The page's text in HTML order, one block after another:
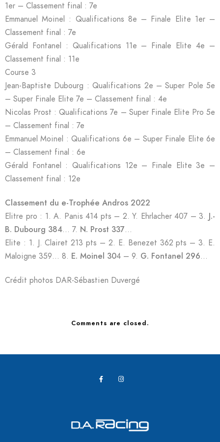
1er – Classement final : 7e
Emmanuel Moinel : Qualifications 8e – Finale Elite 1er –
Classement final : 7e
Gérald Fontanel : Qualifications 11e – Finale Elite 4e –
Classement final : 11e
Course 3
Jean-Baptiste Dubourg : Qualifications 2e – Super Pole 5e
– Super Finale Elite 7e – Classement final : 4e
Nicolas Prost : Qualifications 7e – Super Finale Elite Pro 5e
– Classement final : 7e
Emmanuel Moinel : Qualifications 6e – Super Finale Elite 6e
– Classement final : 6e
Gérald Fontanel : Qualifications 12e – Finale Elite 3e –
Classement final : 12e
Classement du e-Trophée Andros 2022
Elitre pro : 1. A. Panis 414 pts – 2. Y. Ehrlacher 407 – 3. J.-
B. Dubourg 384… 7. N. Prost 337…
Elite : 1. J. Clairet 213 pts – 2. E. Benezet 362 pts – 3. E.
Maloigne 359… 8. E. Moinel 304 – 9. G. Fontanel 296…
Crédit photos DAR-Sébastien Duvergé
Comments are closed.